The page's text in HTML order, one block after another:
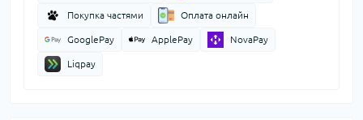
Покупка частями Оплата онлайн
GooglePay ApplePay NovaPay
Liqpay